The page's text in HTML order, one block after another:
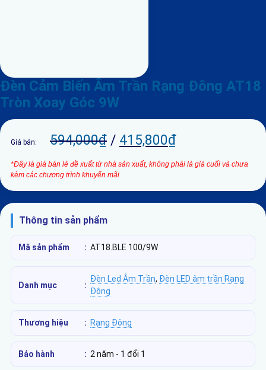
Đèn Cảm Biến Âm Trần Rạng Đông AT18
Tròn Xoay Góc 9W
Giá bán: 594,000₫ / 415,800₫
*Đây là giá bán lẻ đề xuất từ nhà sản xuất, không phải là giá cuối và chưa
kèm các chương trình khuyến mãi
Thông tin sản phẩm
Mã sản phẩm : AT18.BLE 100/9W
Danh mục :
Đèn Led Âm Trần, Đèn LED âm trần Rạng
Đông
Thương hiệu : Rạng Đông
Bảo hành : 2 năm - 1 đổi 1